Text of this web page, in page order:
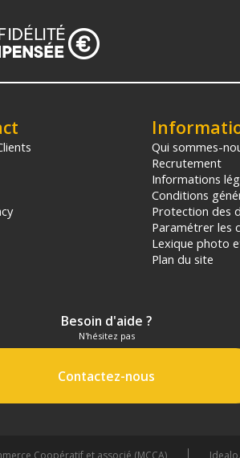
Qui sommes-
Recrutement
Informations
Conditions
Protection des
Paramétrer les
Lexique photo
Plan du site
Besoin d'aide ?
N'hésitez pas
Contactez-nous
Coopératif et associé (MCCA)